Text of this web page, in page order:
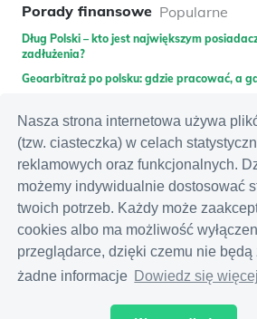
Nasza strona internetowa używa
(tzw. ciasteczka) w celach
reklamowych oraz funkcjonalnych.
możemy indywidualnie dostosować
twoich potrzeb. Każdy może
cookies albo ma możliwość
przeglądarce, dzięki czemu nie będą
żadne informacje Dowiedz się
Porady finansowe Popularne
Dług Polski – kto jest największym
zadłużenia?
Geoarbitraż po polsku: gdzie pracować, a
Pożyczka dla zadłużonych – gdzie
KRD lub bez gwaranta?
Promocje bankowe Najnowsze
Zdobądź 400 zł do wykorzystania na
kredytowej Citibank
Zyskaj 350 zł premii za założenie i
Bank Polska + dodatkowe 300 zł zwrotu za
Zyskaj nawet 300 zł + 1,8% na rachunku
eKonta osobistego w mBanku